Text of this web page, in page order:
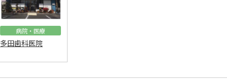
病院・医療
多田歯科医院